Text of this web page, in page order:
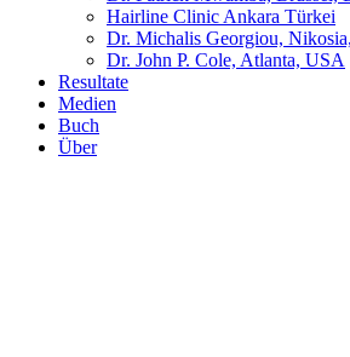
Hairline Clinic Ankara Türkei
Dr. Michalis Georgiou,
Dr. John P. Cole, Atlanta, USA
Resultate
Medien
Buch
Über